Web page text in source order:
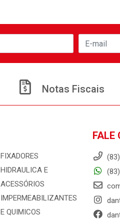
Notas Fiscais
FIXADORES
HIDRAULICA E
ACESSÓRIOS
IMPERMEABILIZANTES
E QUIMICOS
FALE